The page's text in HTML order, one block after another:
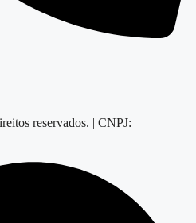
reservados. | CNPJ: